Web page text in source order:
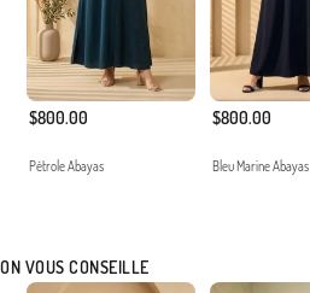
$800.00
Pétrole Abayas
$800.00
Bleu Marine Abayas
ON VOUS CONSEILLE